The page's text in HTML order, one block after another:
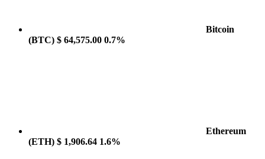
Bitcoin
(BTC) $ 64,575.00 0.7%
Ethereum
(ETH) $ 1,906.64 1.6%